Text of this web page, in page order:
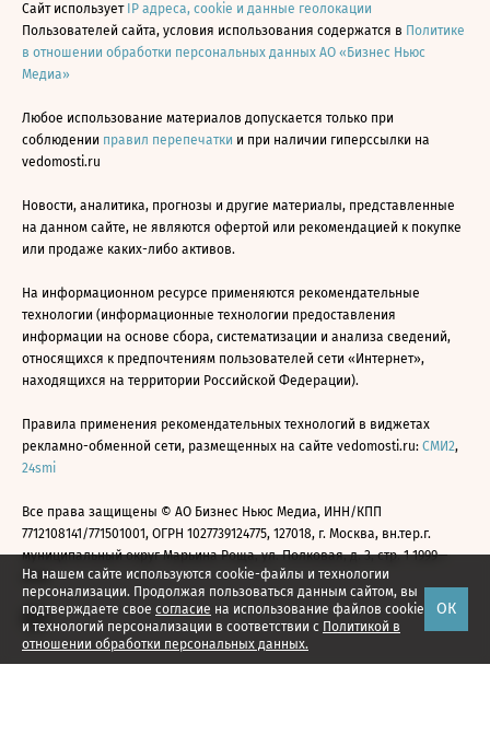
На нашем сайте используются cookie-файлы и технологии
персонализации. Продолжая пользоваться данным сайтом, вы
подтверждаете свое согласие на использование файлов cookie
и технологий персонализации в соответствии с Политикой в
отношении обработки персональных данных.
ОК
Сайт использует IP адреса, cookie и данные геолокации
Пользователей сайта, условия использования содержатся в Политике
в отношении обработки персональных данных АО «Бизнес Ньюс
Медиа»
Любое использование материалов допускается только при
соблюдении правил перепечатки и при наличии гиперссылки на
vedomosti.ru
Новости, аналитика, прогнозы и другие материалы, представленные
на данном сайте, не являются офертой или рекомендацией к покупке
или продаже каких-либо активов.
На информационном ресурсе применяются рекомендательные
технологии (информационные технологии предоставления
информации на основе сбора, систематизации и анализа сведений,
относящихся к предпочтениям пользователей сети «Интернет»,
находящихся на территории Российской Федерации).
Правила применения рекомендательных технологий в виджетах
рекламно-обменной сети, размещенных на сайте vedomosti.ru: СМИ2,
24smi
Все права защищены © АО Бизнес Ньюс Медиа, ИНН/КПП
7712108141/771501001, ОГРН 1027739124775, 127018, г. Москва, вн.тер.г.
муниципальный округ Марьина Роща, ул. Полковая, д. 3, стр. 1 1999—
2026